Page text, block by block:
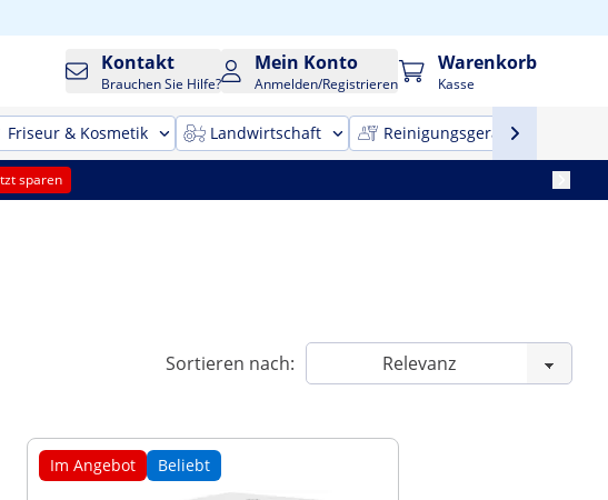
Kontakt
Brauchen Sie Hilfe?
Mein Konto
Anmelden/Registrieren
Warenkorb
Kasse
Friseur & Kosmetik Landwirtschaft Reinigungsgeräte
sparen
Sortieren nach:
Im Angebot Beliebt